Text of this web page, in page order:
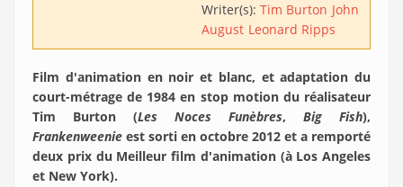
Writer(s): Tim Burton John
August Leonard Ripps
Film d'animation en noir et blanc, et adaptation du
court-métrage de 1984 en stop motion du réalisateur
Tim Burton (Les Noces Funèbres, Big Fish),
Frankenweenie est sorti en octobre 2012 et a remporté
deux prix du Meilleur film d'animation (à Los Angeles
et New York).